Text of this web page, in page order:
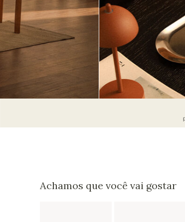
Achamos que você vai gostar